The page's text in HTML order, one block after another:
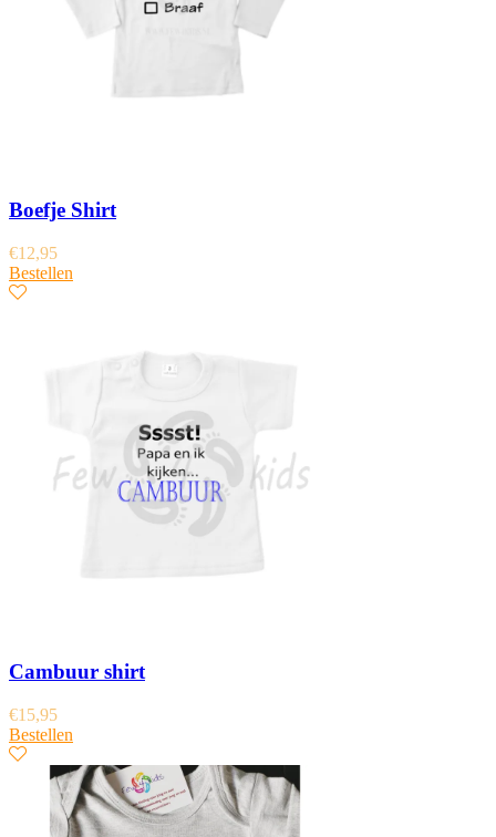
Boefje Shirt
€12,95
Bestellen
Cambuur shirt
€15,95
Bestellen